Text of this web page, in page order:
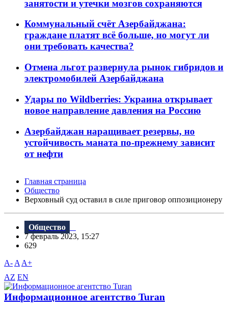
занятости и утечки мозгов сохраняются
Коммунальный счёт Азербайджана:
граждане платят всё больше, но могут ли
они требовать качества?
Отмена льгот развернула рынок гибридов и
электромобилей Азербайджана
Удары по Wildberries: Украина открывает
новое направление давления на Россию
Азербайджан наращивает резервы, но
устойчивость маната по-прежнему зависит
от нефти
Главная страница
Общество
Верховный суд оставил в силе приговор оппозиционеру
Общество
7 февраль 2023, 15:27
629
A- A A+
AZ EN
Информационное агентство Turan